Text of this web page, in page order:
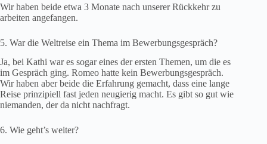
Wir haben beide etwa 3 Monate nach unserer Rückkehr zu
arbeiten angefangen.
5. War die Weltreise ein Thema im Bewerbungsgespräch?
Ja, bei Kathi war es sogar eines der ersten Themen, um die es
im Gespräch ging. Romeo hatte kein Bewerbungsgespräch.
Wir haben aber beide die Erfahrung gemacht, dass eine lange
Reise prinzipiell fast jeden neugierig macht. Es gibt so gut wie
niemanden, der da nicht nachfragt.
6. Wie geht’s weiter?